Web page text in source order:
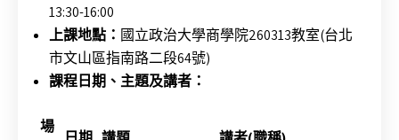
13:30-16:00
上課地點： 國立政治大學商學院260313教室(台北
市文山區指南路二段64號)
課程日期、主題及講者：
場